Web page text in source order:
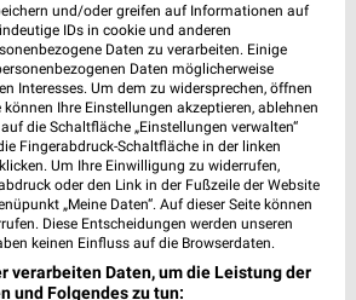
72,1 km
Spezial-Prospekt der Marken
27,1 km
Küchentrends
Gültig bis Mi. 30.09.
XXXLutz
und/oder greifen auf Informationen auf
IDs in cookie und anderen
Daten zu verarbeiten. Einige
Daten möglicherweise
Interesses. Um dem zu widersprechen, öffnen
können Ihre Einstellungen akzeptieren, ablehnen
die Schaltfläche „Einstellungen verwalten“
Fingerabdruck-Schaltfläche in der linken
Um Ihre Einwilligung zu widerrufen,
oder den Link in der Fußzeile der Website
„Meine Daten“. Auf dieser Seite können
Diese Entscheidungen werden unseren
keinen Einfluss auf die Browserdaten.
verarbeiten Daten, um die Leistung der
und Folgendes zu tun: